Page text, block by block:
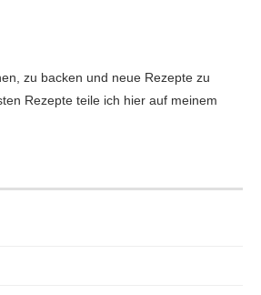
zu backen und neue Rezepte zu
Rezepte teile ich hier auf meinem